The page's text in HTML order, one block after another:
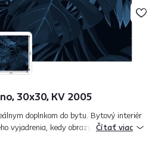
30x30, KV 2005
doplnkom do bytu. Bytový interiér
vyjadrenia, kedy obrazy na stenu
Čítať viac